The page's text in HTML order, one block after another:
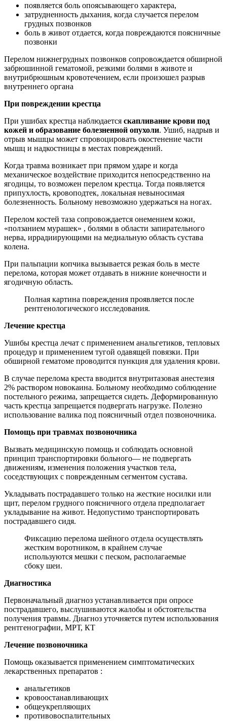
появляется боль опоясывающего характера,
затрудненность дыхания, когда случается перелом
грудных позвонков
боль в живот отдается, когда повреждаются поясничные
позвонки
Перелом нижнегрудных позвонков сопровождается обширной
забрюшинной гематомой, резкими болями в животе и
внутрибрюшным кровотечением, если произошел разрыв
внутреннего органа
При повреждении крестца
При ушибах крестца наблюдается скапливание крови под
кожей и образование болезненной опухоли. Ушиб, надрыв и
отрыв мышцы может спровоцировать окостенение части
мышц и надкостницы в местах повреждений.
Когда травма возникает при прямом ударе и когда
механическое воздействие приходится непосредственно на
ягодицы, то возможен перелом крестца. Тогда появляется
припухлость, кровоподтек, локальная невыносимая
болезненность. Больному невозможно удержаться на ногах.
Перелом костей таза сопровождается онемением кожи,
«ползанием мурашек» , болями в области запирательного
нерва, иррадиирующими на медиальную область сустава
колена.
При пальпации копчика вызывается резкая боль в месте
перелома, которая может отдавать в нижние конечности и
ягодичную область.
Полная картина повреждения проявляется после
рентгенологического исследования.
Лечение крестца
Ушибы крестца лечат с применением анальгетиков, тепловых
процедур и применением тугой одавящей повязки. При
обширной гематоме проводится пункция для удаления крови.
В случае перелома креста вводится внутритазовая анестезия
2% раствором новокаина. Больному необходимо соблюдение
постельного режима, запрещается сидеть. Деформированную
часть крестца запрещается подвергать нагрузке. Полезно
использование валика под поясничный отдел позвоночника.
Помощь при травмах позвоночника
Вызвать медицинскую помощь и соблюдать основной
принцип транспортировки больного— не подвергать
движениям, изменения положения участков тела,
соседствующих с поврежденным сегментом сустава.
Укладывать пострадавшего только на жесткие носилки или
щит, перелом грудного поясничного отдела предполагает
укладывание на живот. Недопустимо транспортировать
пострадавшего сидя.
Фиксацию перелома шейного отдела осуществлять
жестким воротником, в крайнем случае
используются мешки с песком, располагаемые
сбоку шеи.
Диагностика
Первоначальный диагноз устанавливается при опросе
пострадавшего, выслушиваются жалобы и обстоятельства
получения травмы. Диагноз уточняется путем использования
рентгенографии, МРТ, КТ
Лечение позвоночника
Помощь оказывается применением симптоматических
лекарственных препаратов :
анальгетиков
кровоостанавливающих
общеукрепляющих
противовоспалительных